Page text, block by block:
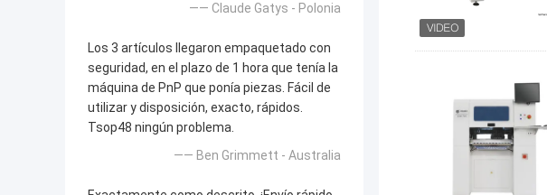
—— Claude Gatys - Polonia
Los 3 artículos llegaron empaquetado con
seguridad, en el plazo de 1 hora que tenía la
máquina de PnP que ponía piezas. Fácil de
utilizar y disposición, exacto, rápidos.
Tsop48 ningún problema.
—— Ben Grimmett - Australia